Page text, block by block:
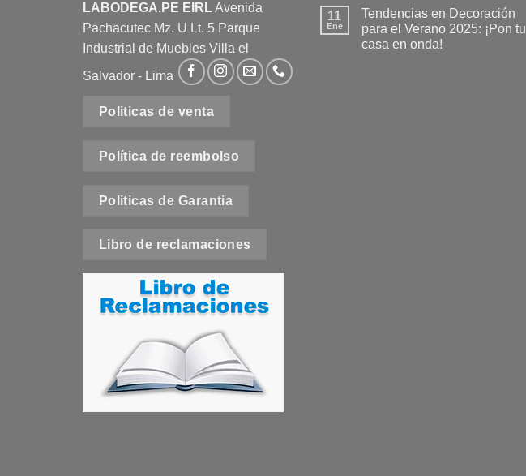
LABODEGA.PE EIRLAvenida
Pachacutec Mz. U Lt. 5 Parque
Industrial de Muebles Villa el
Salvador - Lima
Politicas de venta
Política de reembolso
Politicas de Garantia
Libro de reclamaciones
11
Ene
Tendencias en Decoración
para el Verano 2025: ¡Pon tu
casa en onda!